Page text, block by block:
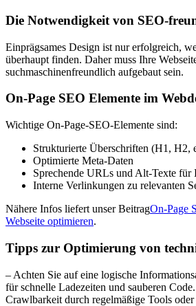
Die Notwendigkeit von SEO-
Einprägsames Design ist nur erfolgreich,
überhaupt finden. Daher muss Ihre
suchmaschinenfreundlich aufgebaut sein.
On-Page SEO Elemente im
Wichtige On-Page-SEO-Elemente sind:
Strukturierte Überschriften (H1, H2,
Optimierte Meta-Daten
Sprechende URLs und Alt-Texte für
Interne Verlinkungen zu relevanten
Nähere Infos liefert unser BeitragOn-Page
Webseite optimieren.
Tipps zur Optimierung von
– Achten Sie auf eine logische
für schnelle Ladezeiten und sauberen
Crawlbarkeit durch regelmäßige Tools